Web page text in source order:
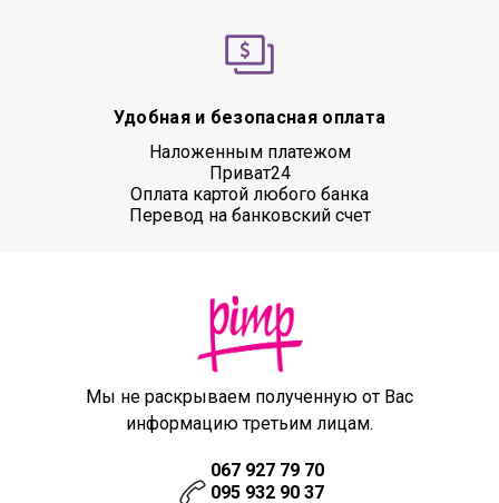
Удобная и безопасная оплата
Наложенным платежом
Приват24
Оплата картой любого банка
Перевод на банковский счет
Мы не раскрываем полученную от Вас
информацию третьим лицам.
067 927 79 70
095 932 90 37